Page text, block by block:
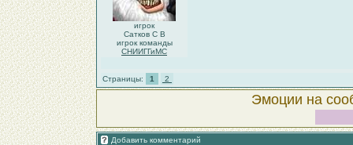
игрок
Сатков С В
игрок команды
СНИИГГиМС
Страницы: 1 2
Эмоции на
Добавить комментарий